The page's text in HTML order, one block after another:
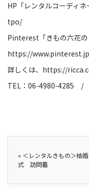
HP 「レンタルコーディネ
tpo/
Pinterest 「きもの六花
https://
詳しくは、 https://
TEL ： 06-4980-4285 /
« ＜レンタルきもの＞結婚
式 訪問着